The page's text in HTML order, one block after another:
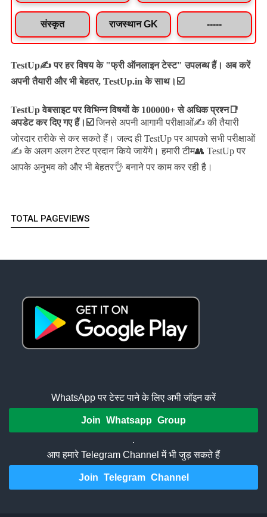
संस्कृत राजस्थान GK -----
TestUp✍️ पर हर विषय के "फ्री ऑनलाइन टेस्ट" उपलब्ध हैं। अब करें
अपनी तैयारी और भी बेहतर, TestUp.in के साथ।☑️
TestUp वेबसाइट पर विभिन्न विषयों के 100000+ से अधिक प्रश्न📑
अपडेट कर दिए गए हैं। ☑️ जिनसे अपनी आगामी परीक्षाओं✍️ की तैयारी
जोरदार तरीके से कर सकते हैं।जल्द ही TestUp पर आपको सभी परीक्षाओं
✍️ के अलग अलग टेस्ट प्रदान किये जायेंगे। हमारी टीम👥 TestUp पर
आपके अनुभव को और भी बेहतर👌 बनाने पर काम कर रही है।
TOTAL PAGEVIEWS
WhatsApp पर टेस्ट पाने के लिए अभी जॉइन करें
Join Whatsapp Group
.
आप हमारे Telegram Channel में भी जुड़ सकते हैं
Join Telegram Channel